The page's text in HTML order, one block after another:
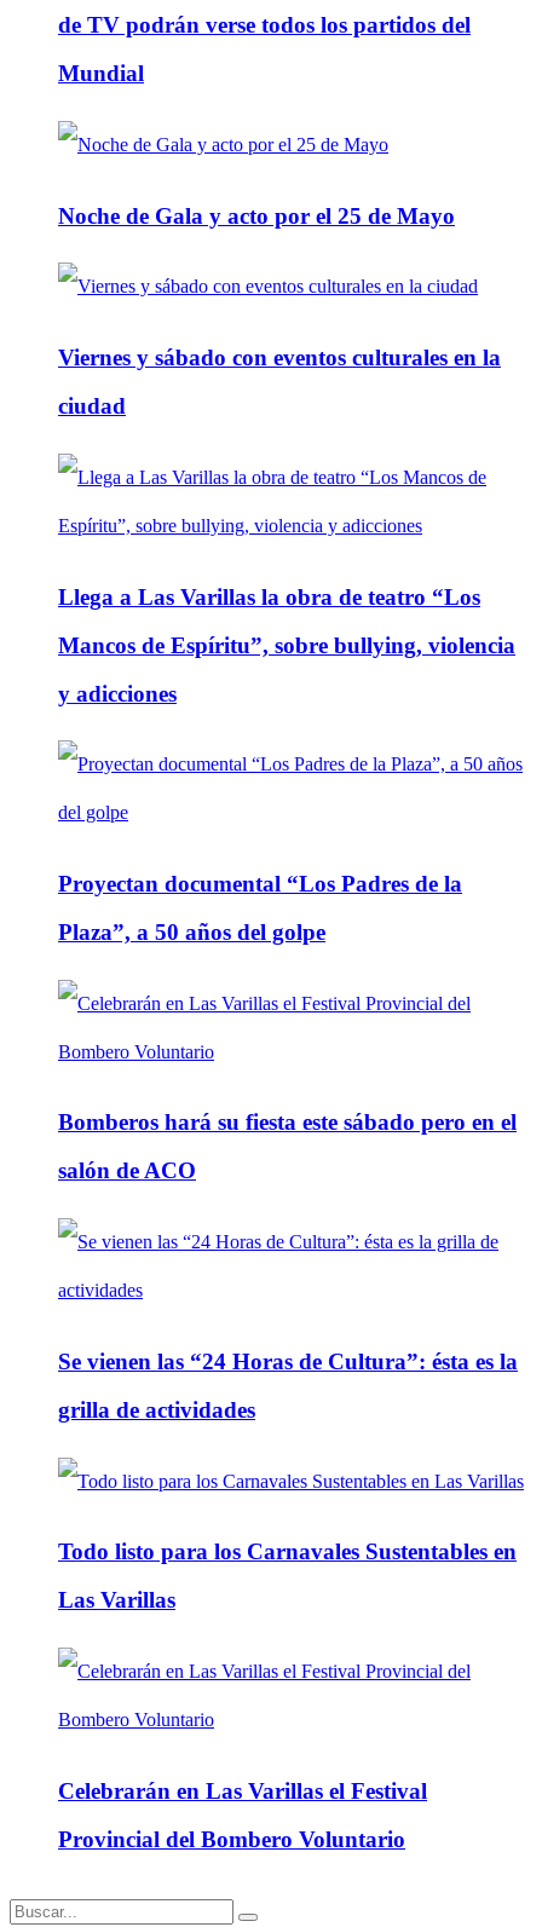
de TV podrán verse todos los partidos del
Mundial
Noche de Gala y acto por el 25 de Mayo
Viernes y sábado con eventos culturales en la
ciudad
Llega a Las Varillas la obra de teatro “Los
Mancos de Espíritu”, sobre bullying, violencia
y adicciones
Proyectan documental “Los Padres de la
Plaza”, a 50 años del golpe
Bomberos hará su fiesta este sábado pero en el
salón de ACO
Se vienen las “24 Horas de Cultura”: ésta es la
grilla de actividades
Todo listo para los Carnavales Sustentables en
Las Varillas
Celebrarán en Las Varillas el Festival
Provincial del Bombero Voluntario